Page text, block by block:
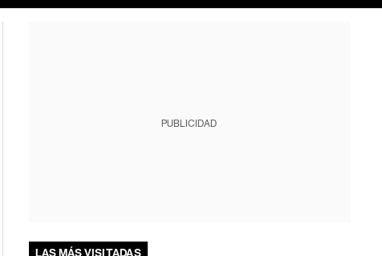
PUBLICIDAD
LAS MÁS VISITADAS